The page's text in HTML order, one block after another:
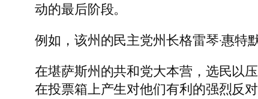
动的最后阶段。
例如，该州的民主党州长格雷琴·惠特
在堪萨斯州的共和党大本营，选民以
在投票箱上产生对他们有利的强烈反对